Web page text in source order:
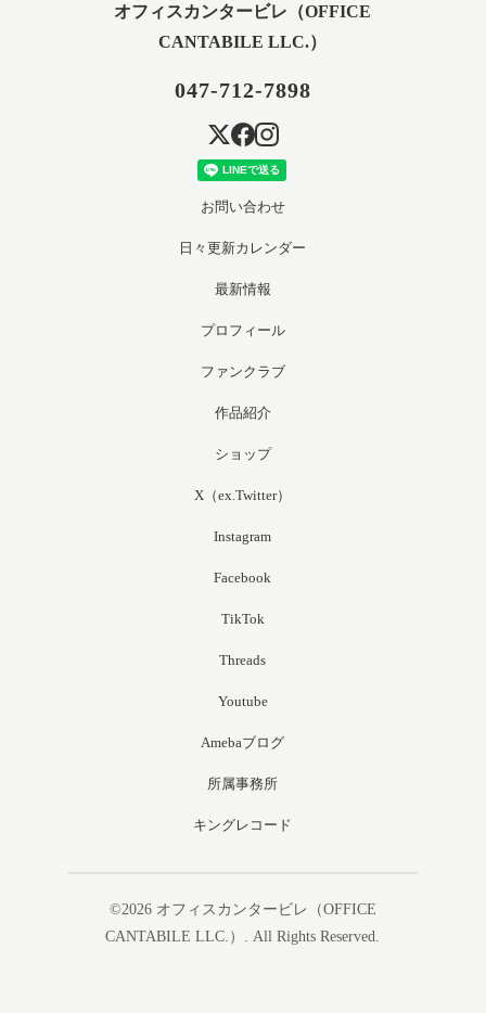
オフィスカンタービレ（OFFICE
CANTABILE LLC.）
047-712-7898
お問い合わせ
日々更新カレンダー
最新情報
プロフィール
ファンクラブ
作品紹介
ショップ
X（ex.Twitter）
Instagram
Facebook
TikTok
Threads
Youtube
Amebaブログ
所属事務所
キングレコード
©2026 オフィスカンタービレ（OFFICE
CANTABILE LLC.）
. All Rights Reserved.